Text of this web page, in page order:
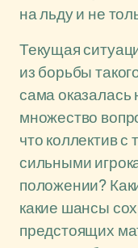
на льду и не
Текущая
из борьбы
сама оказалась
множество
что коллектив
сильными
положении?
какие шансы
предстоящих